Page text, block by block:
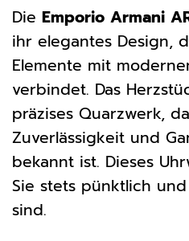
Die Emporio Armani
ihr elegantes Design,
Elemente mit
verbindet. Das
präzises Quarzwerk,
Zuverlässigkeit und
bekannt ist. Dieses
Sie stets pünktlich
sind.